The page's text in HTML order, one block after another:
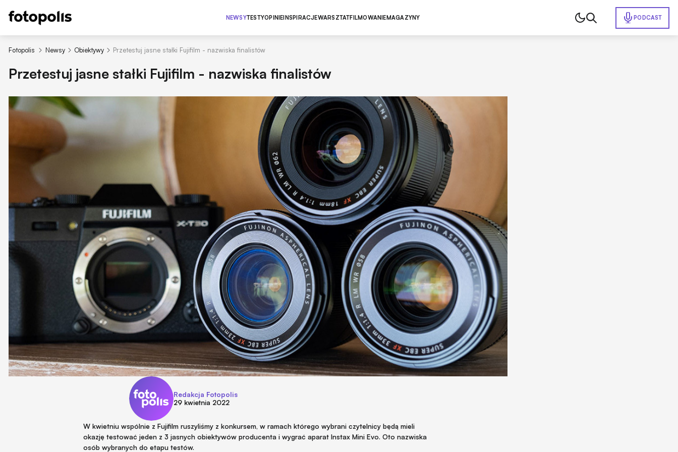
NEWSYTESTYOPINIEINSPIRACJEWARSZTATFILMOWANIEMAGAZYNY PODCAST
Fotopolis Newsy Obiektywy Przetestuj jasne stałki Fujifilm - nazwiska finalistów
Przetestuj jasne stałki Fujifilm - nazwiska finalistów
Redakcja Fotopolis
29 kwietnia 2022
W kwietniu wspólnie z Fujifilm ruszyliśmy z konkursem, w ramach którego wybrani czytelnicy będą mieli
okazję testować jeden z 3 jasnych obiektywów producenta i wygrać aparat Instax Mini Evo. Oto nazwiska
osób wybranych do etapu testów.